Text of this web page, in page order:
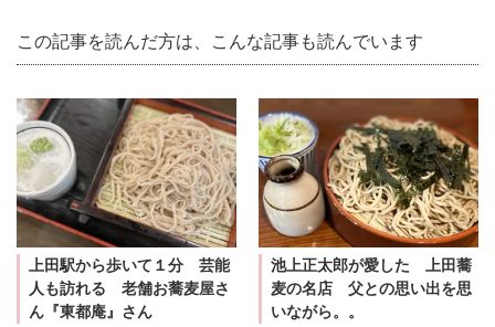
この記事を読んだ方は、こんな記事も読んでいます
上田駅から歩いて１分 芸能
人も訪れる 老舗お蕎麦屋さ
ん『東都庵』さん
池上正太郎が愛した 上田蕎
麦の名店 父との思い出を思
いながら。。